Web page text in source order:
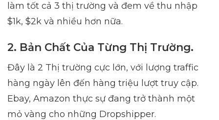
làm tốt cả 3 thị trường và đem về thu nhập
$1k, $2k và nhiều hơn nữa.
2. Bản Chất Của Từng Thị Trường.
Đây là 2 Thị trường cực lớn, với lượng traffic
hàng ngày lên đến hàng triệu lượt truy cập.
Ebay, Amazon thực sự đang trở thành một
mỏ vàng cho những Dropshipper.